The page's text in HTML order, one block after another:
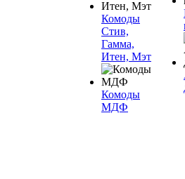
Комоды
Стив,
Гамма,
Итен, Мэт
Комоды
МДФ